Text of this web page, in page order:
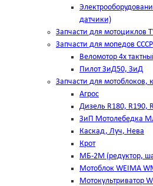
датчики)
Запчасти для мотоциклов
Запчасти для мопедов СССР
Веломотор 4х
Пилот ЗиД50, ЗиД
Запчасти для мотоблоков,
Агрос
Дизель R180, R190,
ЗиП Мотолебедка
Каскад, Луч, Нева
Крот
МБ-2М (редуктор,
Мотоблок WEIMA
Мотокультриватор